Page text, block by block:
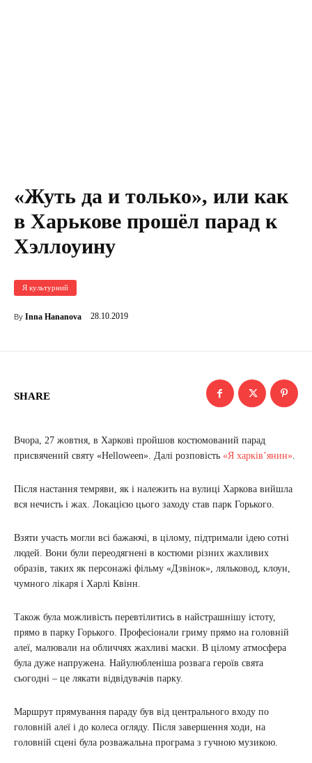
«Жуть да и только», или как
в Харькове прошёл парад к
Хэллоуину
Я культурний
By Inna Hananova 28.10.2019
SHARE
Вчора, 27 жовтня, в Харкові пройшов костюмований парад
присвячений святу «Helloween». Далі розповість «Я харків’янин».
Після настання темряви, як і належить на вулиці Харкова вийшла
вся нечисть і жах. Локацією цього заходу став парк Горького.
Взяти участь могли всі бажаючі, в цілому, підтримали ідею сотні
людей. Вони були переодягнені в костюми різних жахливих
образів, таких як персонажі фільму «Дзвінок», ляльковод, клоун,
чумного лікаря і Харлі Квінн.
Також була можливість перевтілитись в найстрашнішу істоту,
прямо в парку Горького. Професіонали гриму прямо на головній
алеї, малювали на обличчях жахливі маски. В цілому атмосфера
була дуже напружена. Найулюбленіша розвага героїв свята
сьогодні – це лякати відвідувачів парку.
Маршрут прямування параду був від центрального входу по
головній алеї і до колеса огляду. Після завершення ходи, на
головній сцені була розважальна програма з гучною музикою.